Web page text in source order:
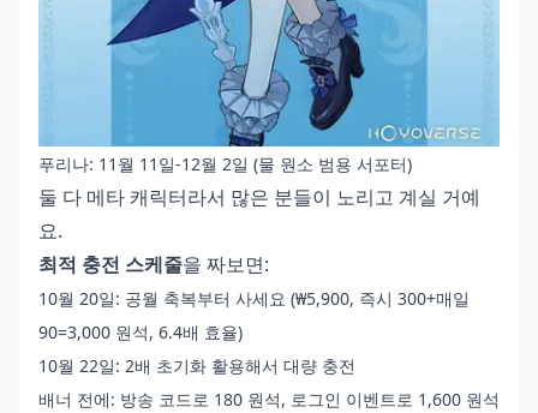
푸리나: 11월 11일-12월 2일 (물 원소 범용 서포터)
둘 다 메타 캐릭터라서 많은 분들이 노리고 계실 거예
요.
최적 충전 스케줄을 짜보면:
10월 20일: 공월 축복부터 사세요 (₩5,900, 즉시 300+매일
90=3,000 원석, 6.4배 효율)
10월 22일: 2배 초기화 활용해서 대량 충전
배너 전에: 방송 코드로 180 원석, 로그인 이벤트로 1,600 원석